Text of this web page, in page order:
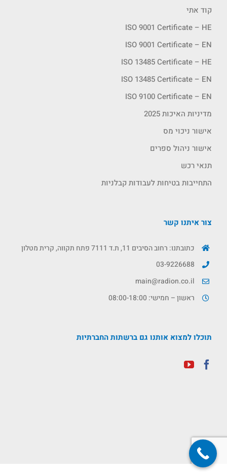
קוד אתי
ISO 9001 Certificate – HE
ISO 9001 Certificate – EN
ISO 13485 Certificate – HE
ISO 13485 Certificate – EN
ISO 9100 Certificate – EN
מדיניות האיכות 2025
אישור ניכוי מס
אישור ניהול ספרים
תנאי רכש
התחייבות בטיחות לעבודות קבלניות
צור איתנו קשר
כתובתנו: רחוב הסיבים 11, ת.ד 7111 פתח תקווה, קרית מטלון
03-9226688
main@radion.co.il
ראשון – חמישי: 08:00-18:00
תוכלו למצוא אותנו גם ברשתות החברתיות